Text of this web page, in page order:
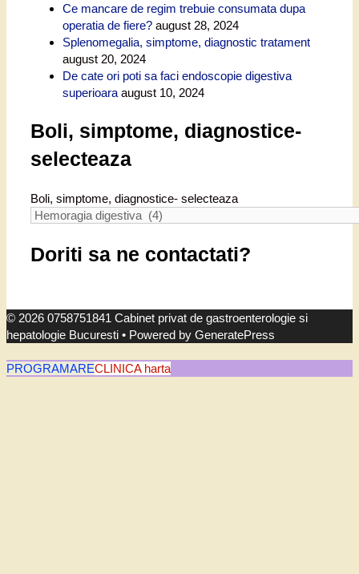
Ce mancare de regim trebuie consumata dupa
operatia de fiere? august 28, 2024
Splenomegalia, simptome, diagnostic tratament
august 20, 2024
De cate ori poti sa faci endoscopie digestiva
superioara august 10, 2024
Boli, simptome, diagnostice-
selecteaza
Boli, simptome, diagnostice- selecteaza
Doriti sa ne contactati?
© 2026 0758751841 Cabinet privat de gastroenterologie si
hepatologie Bucuresti • Powered by GeneratePress
PROGRAMARECLINICA harta